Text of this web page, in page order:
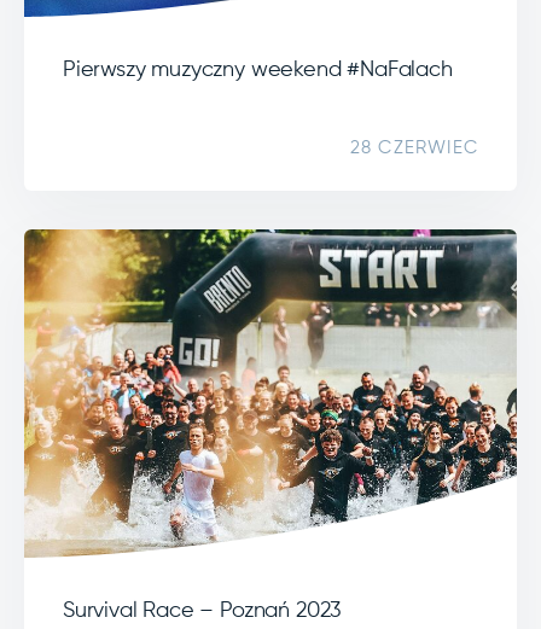
Pierwszy muzyczny weekend #NaFalach
28 CZERWIEC
Survival Race – Poznań 2023